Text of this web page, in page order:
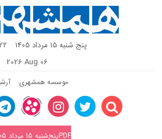
پنج شنبه 15 مرداد 1405
٢٢ صفر
2026 Aug 06
موسسه همشهری
PDFپنج‌شنبه 15 مرداد 1405